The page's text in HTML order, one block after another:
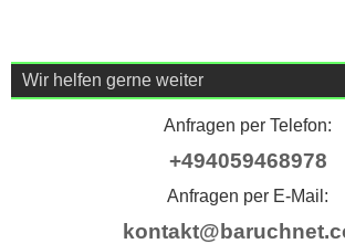
Wir helfen gerne weiter
Anfragen per Telefon:
+494059468978
Anfragen per E-Mail: